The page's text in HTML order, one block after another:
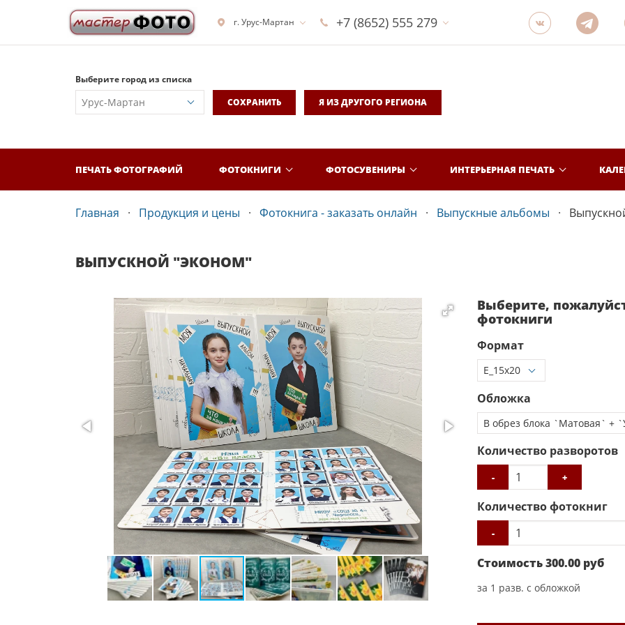
г. Урус-Мартан +7 (8652) 555 279
Выберите город из списка
СОХРАНИТЬ
Я ИЗ ДРУГОГО РЕГИОНА
ПЕЧАТЬ ФОТОГРАФИЙ ФОТОКНИГИ ФОТОСУВЕНИРЫ ИНТЕРЬЕРНАЯ ПЕЧАТЬ
Главная Продукция и цены Фотокнига - заказать онлайн Выпускные альбомы
ВЫПУСКНОЙ "ЭКОНОМ"
Выберите,
фотокниги
Формат
Обложка
Количество разворотов
- +
Количество фотокниг
-
Стоимость300.00 руб
за 1 разв. с обложкой